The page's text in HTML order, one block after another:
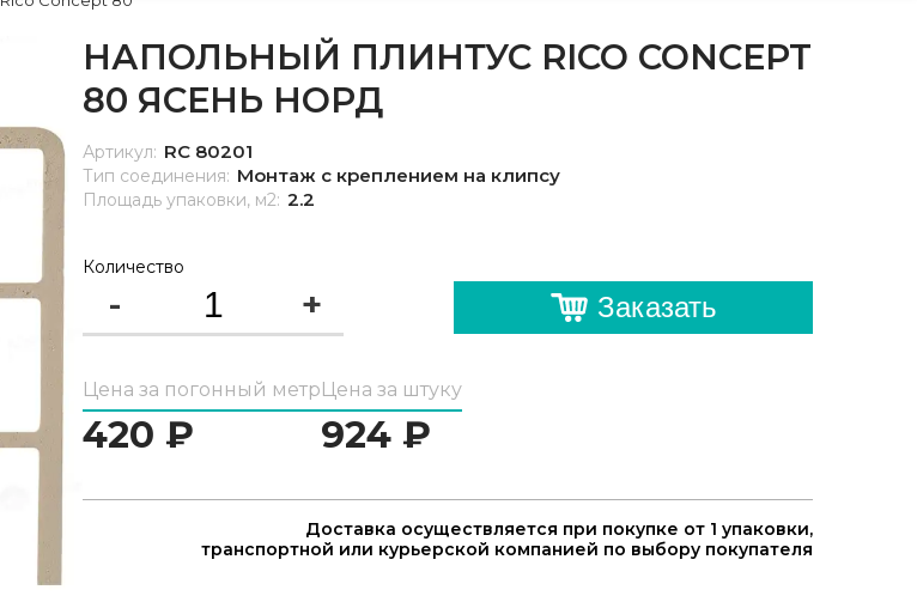
НАПОЛЬНЫЙ ПЛИНТУС RICO CONCEPT
80 ЯСЕНЬ НОРД
Артикул: RC 80201
Тип соединения: Монтаж с креплением на клипсу
Площадь упаковки, м2: 2.2
Количество
- + Заказать
Цена за погонный метр
420 ₽
Цена за штуку
924 ₽
Доставка осуществляется при покупке от 1 упаковки,
транспортной или курьерской компанией по выбору покупателя